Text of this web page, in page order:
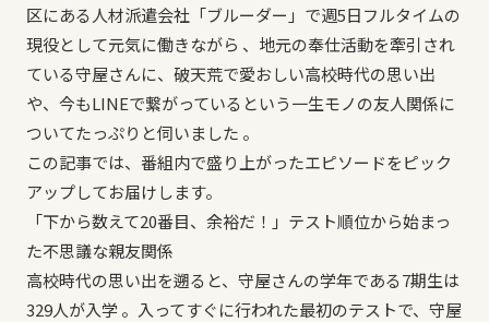
区にある人材派遣会社「ブルーダー」で週5日フルタイムの
現役として元気に働きながら 、地元の奉仕活動を牽引され
ている守屋さんに、破天荒で愛おしい高校時代の思い出
や、今もLINEで繋がっているという一生モノの友人関係に
ついてたっぷりと伺いました 。
この記事では、番組内で盛り上がったエピソードをピック
アップしてお届けします。
「下から数えて20番目、余裕だ！」テスト順位から始まっ
た不思議な親友関係
高校時代の思い出を遡ると、守屋さんの学年である7期生は
329人が入学 。入ってすぐに行われた最初のテストで、守屋